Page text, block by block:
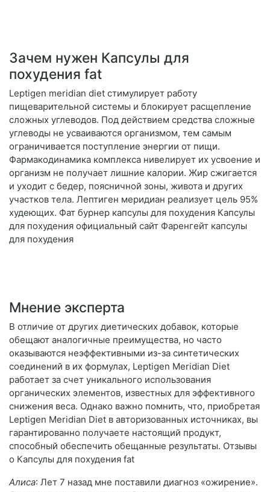
Зачем нужен Капсулы для
похудения fat
Leptigen meridian diet стимулирует работу
пищеварительной системы и блокирует расщепление
сложных углеводов. Под действием средства сложные
углеводы не усваиваются организмом, тем самым
ограничивается поступление энергии от пищи.
Фармакодинамика комплекса нивелирует их усвоение и
организм не получает лишние калории. Жир сжигается
и уходит с бедер, поясничной зоны, живота и других
участков тела. Лептиген меридиан реализует цель 95%
худеющих. Фат бурнер капсулы для похудения Капсулы
для похудения официальный сайт Фаренгейт капсулы
для похудения
Мнение эксперта
В отличие от других диетических добавок, которые
обещают аналогичные преимущества, но часто
оказываются неэффективными из-за синтетических
соединений в их формулах, Leptigen Meridian Diеt
работает за счет уникального использования
органических элементов, известных для эффективного
снижения веса. Однако важно помнить, что, приобретая
Leptigen Meridian Diеt в авторизованных источниках, вы
гарантированно получаете настоящий продукт,
способный обеспечить обещанные результаты. Отзывы
о Капсулы для похудения fat
Алиса: Лет 7 назад мне поставили диагноз «ожирение».